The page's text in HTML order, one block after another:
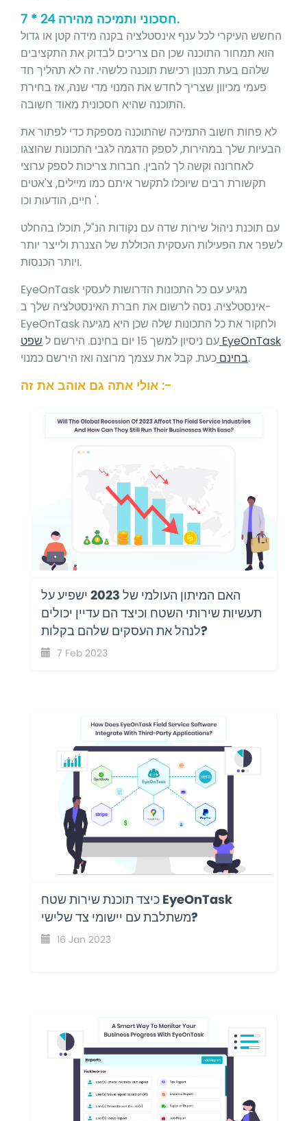
חסכוני ותמיכה מהירה 24 * 7.
החשש העיקרי לכל ענף אינסטלציה בקנה מידה קטן או גדול
הוא תמחור התוכנה שכן הם צריכים לבדוק את התקציבים
שלהם בעת תכנון רכישת תוכנה כלשהי. זה לא תהליך חד
פעמי מכיוון שצריך לחדש את המנוי מדי שנה, אז בחירת
התוכנה שהיא חסכונית מאוד חשובה.
לא פחות חשוב התמיכה שהתוכנה מספקת כדי לפתור את
הבעיות שלך במהירות, לספק הדגמה לגבי התכונות שהוצגו
לאחרונה וקשה לך להבין. חברות צריכות לספק ערוצי
תקשורת רבים שיוכלו לתקשר איתם כמו מיילים, צ'אטים
חיים, הודעות וכו '.
עם תוכנת ניהול שירות שדה עם נקודות הנ"ל, תוכלו בהחלט
לשפר את הפעילות העסקית הכוללת של הצנרת ולייצר יותר
ויותר הכנסות.
EyeOnTask מגיע עם כל התכונות הדרושות לעסקי
אינסטלציה. נסה לרשום את חברת האינסטלציה שלך ב-
EyeOnTask ולחקור את כל התכונות שלה שכן היא מגיעה
עם ניסיון למשך 15 יום בחינם. הירשם ל
שפט EyeOnTask
בחינםכעת. קבל את עצמך מרוצה ואז הירשם כמנוי.
אולי אתה גם אוהב את זה :-
האם המיתון העולמי של 2023 ישפיע על
תעשיות שירותי השטח וכיצד הם עדיין יכולים
לנהל את העסקים שלהם בקלות?
7 Feb 2023
כיצד תוכנת שירות שטח EyeOnTask
משתלבת עם יישומי צד שלישי?
16 Jan 2023